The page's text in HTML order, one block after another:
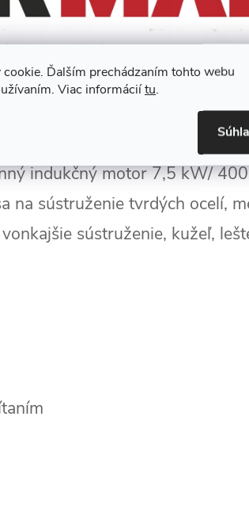
Ďalším prechádzaním tohto webu
Viac informáciítu.
500x1000YB - pevná
indukčný motor 7,5 kW/
sústruženie tvrdých ocelí,
sústruženie, kužeľ,